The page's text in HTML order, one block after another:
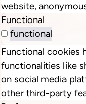
website,
Functional
functional
Functional cookies
functionalities like
on social media
other third-party